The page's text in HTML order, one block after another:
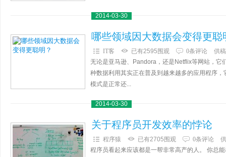
2014-03-30
哪些领域因大数据会变得更聪
IT客 已有2595围观 0条评论
供
无论是亚马逊、Pandora，还是Netflix等网站，它
种数据利用其实正在普及到越来越多的应用程序
模式是正常还...
2014-03-30
关于程序员开发效率的悖论
程序猿 已有2705围观 0条评论
程序员看起来应该都是一帮非常高产的人。 你总